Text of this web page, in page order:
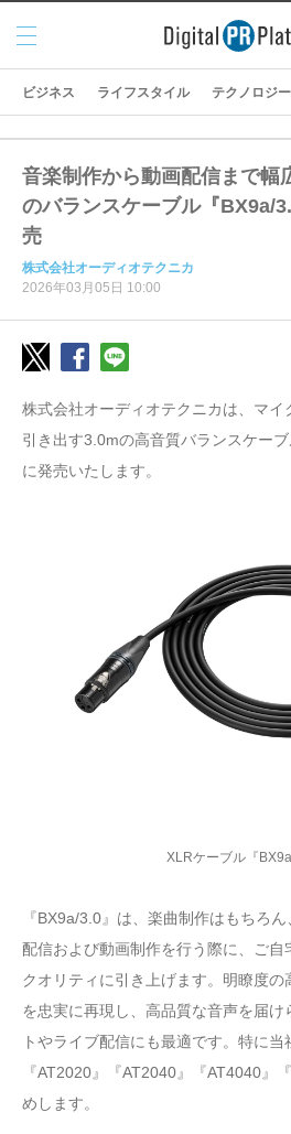
メニ
ュー
ビジネス ライフスタイル テクノロジ
音楽制作から動画配信まで幅
のバランスケーブル『BX9a/
売
株式会社オーディオテクニカ
2026年03月05日 10:00
株式会社オーディオテクニカは、マイ
引き出す3.0mの高音質バランスケー
に発売いたします。
XLRケーブル『
『BX9a/3.0』は、楽曲制作はもちろ
配信および動画制作を行う際に、ご自
クオリティに引き上げます。明瞭度の
を忠実に再現し、高品質な音声を届け
トやライブ配信にも最適です。特に当
『AT2020』『AT2040』『AT4040』
めします。